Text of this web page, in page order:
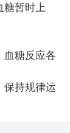
糖暂时上
血糖反应各
保持规律运